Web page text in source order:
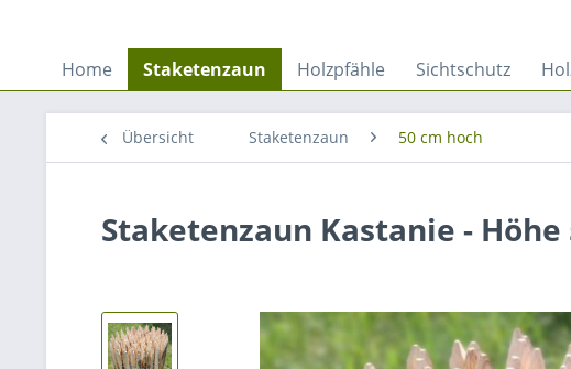
Home Staketenzaun Holzpfähle Sichtschutz
Übersicht Staketenzaun 50 cm hoch
Staketenzaun Kastanie -